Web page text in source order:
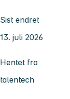
Sist endret
13. juli 2026
Hentet fra
talentech